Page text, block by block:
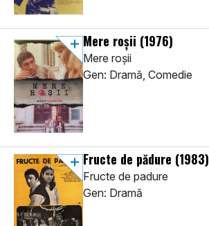
Mere roșii (1976)
Mere roșii
Gen: Dramă, Comedie
Fructe de pădure (1983)
Fructe de padure
Gen: Dramă